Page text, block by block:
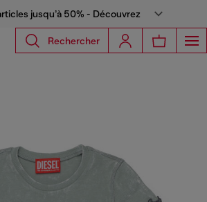
jusqu’à 50% - Découvrez
Rechercher